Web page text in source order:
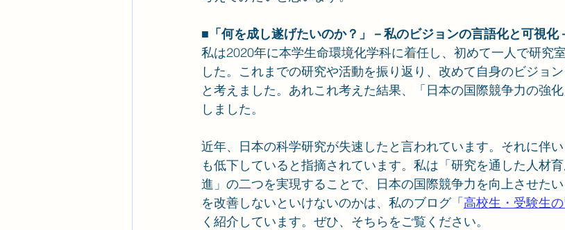
■「何を成し遂げたいのか？」－私のビジョンの言語化と可視化
私は2020年に本学生命環境化学科に着任し、初めて一人で研究
した。これまでの研究や活動を振り返り、改めて自身のビジョ
と考えました。あれこれ考えた結果、「日本の国際競争力の強
しました。
近年、日本の科学研究が失速したと言われています。それに伴
も低下していると指摘されています。私は「研究を通した人材
進」の二つを実現することで、日本の国際競争力を向上させた
を改善しないといけないのかは、私のブログ「高校生・受験生
く紹介しています。ぜひ、そちらをご覧ください。